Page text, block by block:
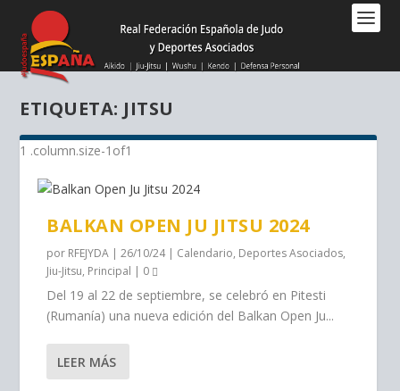
este
sitio
web
sistema
accesibilidad.
ETIQUETA: JITSU
BALKAN OPEN JU JITSU 2024
por RFEJYDA |26/10/24| Calendario, Deportes Asociados,
Jiu-Jitsu, Principal | 0
Del 19 al 22 de septiembre, se celebró en Pitesti
(Rumanía) una nueva edición del Balkan Open Ju...
LEER MÁS